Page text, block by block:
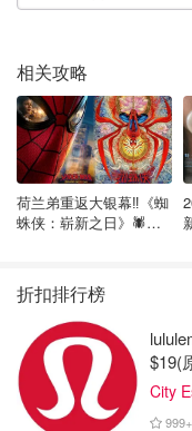
相关攻略
荷兰弟重返大银幕‼️《蜘
蛛侠：崭新之日》🕷️北
折扣排行榜
$19(
City
999+